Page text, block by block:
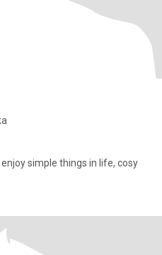
simple things in life, cosy